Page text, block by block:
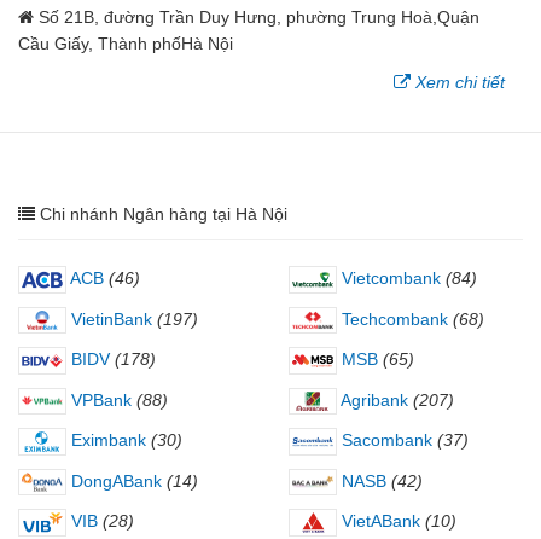
Số 21B, đường Trần Duy Hưng, phường Trung Hoà,Quận
Cầu Giấy, Thành phốHà Nội
Xem chi tiết
Chi nhánh Ngân hàng tại Hà Nội
ACB (46) Vietcombank (84)
VietinBank (197) Techcombank (68)
BIDV (178) MSB (65)
VPBank (88) Agribank (207)
Eximbank (30) Sacombank (37)
DongABank (14) NASB (42)
VIB (28) VietABank (10)